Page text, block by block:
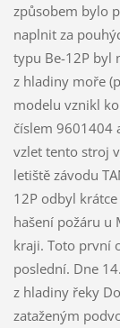
způsobem bylo
naplnit za
typu Be-12P byl
z hladiny moře
modelu vznikl
číslem 9601404
vzlet tento stroj
letiště závodu
12P odbyl
hašení požáru u
kraji. Toto první
poslední. Dne
z hladiny řeky
zataženým